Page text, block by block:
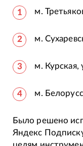
м.
м.
м. Курская,
м.
Было решено
Яндекс